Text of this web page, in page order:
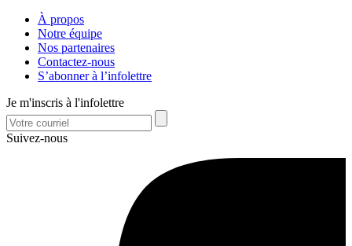
À propos
Notre équipe
Nos partenaires
Contactez-nous
S’abonner à l’infolettre
Je m'inscris à l'infolettre
Suivez-nous